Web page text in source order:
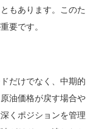
もあります。このた
要です。
だけでなく、中期的
油価格が戻す場合や
くポジションを管理